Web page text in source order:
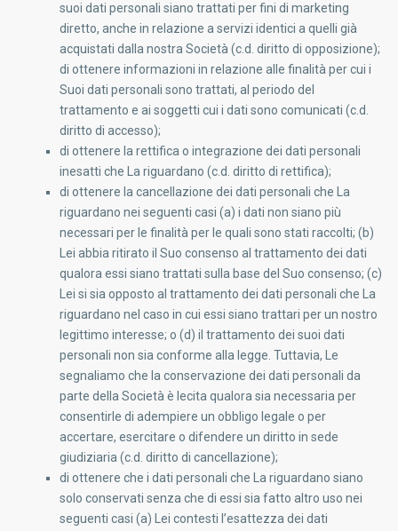
suoi dati personali siano trattati per fini di marketing
diretto, anche in relazione a servizi identici a quelli già
acquistati dalla nostra Società (c.d. diritto di opposizione);
di ottenere informazioni in relazione alle finalità per cui i
Suoi dati personali sono trattati, al periodo del
trattamento e ai soggetti cui i dati sono comunicati (c.d.
diritto di accesso);
di ottenere la rettifica o integrazione dei dati personali
inesatti che La riguardano (c.d. diritto di rettifica);
di ottenere la cancellazione dei dati personali che La
riguardano nei seguenti casi (a) i dati non siano più
necessari per le finalità per le quali sono stati raccolti; (b)
Lei abbia ritirato il Suo consenso al trattamento dei dati
qualora essi siano trattati sulla base del Suo consenso; (c)
Lei si sia opposto al trattamento dei dati personali che La
riguardano nel caso in cui essi siano trattari per un nostro
legittimo interesse; o (d) il trattamento dei suoi dati
personali non sia conforme alla legge. Tuttavia, Le
segnaliamo che la conservazione dei dati personali da
parte della Società è lecita qualora sia necessaria per
consentirle di adempiere un obbligo legale o per
accertare, esercitare o difendere un diritto in sede
giudiziaria (c.d. diritto di cancellazione);
di ottenere che i dati personali che La riguardano siano
solo conservati senza che di essi sia fatto altro uso nei
seguenti casi (a) Lei contesti l’esattezza dei dati